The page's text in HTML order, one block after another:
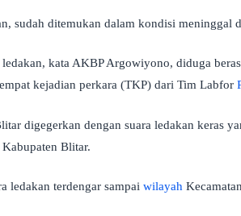
sudah ditemukan dalam kondisi meninggal
ledakan, kata AKBP Argowiyono, diduga
kejadian perkara (TKP) dari Tim Labfor
digegerkan dengan suara ledakan keras
Blitar.
ledakan terdengar sampai wilayah